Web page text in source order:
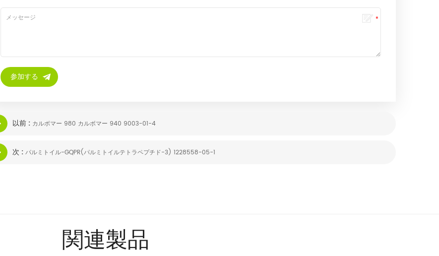
以前 : カルボマー 980 カルボマー 940 9003-01-4
次 : パルミトイル-GQPR(パルミトイルテトラペプチド-3) 1228558-05-1
関連製品